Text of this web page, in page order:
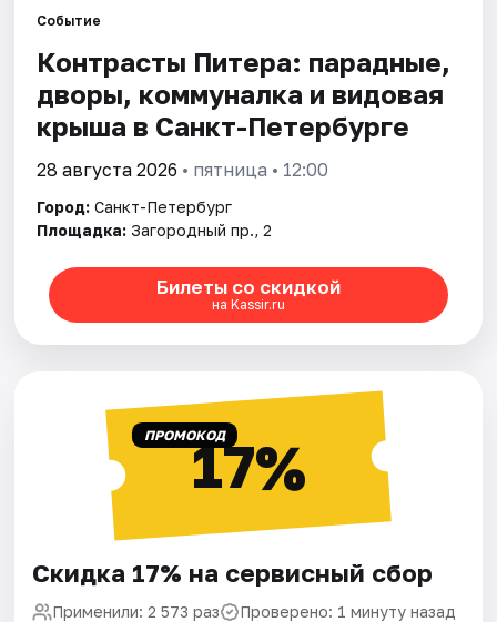
Города
Площадки
Артисты
Рейтинги
Событие
Контрасты Питера: парадные,
дворы, коммуналка и видовая
крыша в Санкт-Петербурге
28 августа 2026 • пятница • 12:00
Город: Санкт-Петербург
Площадка: Загородный пр., 2
Билеты со скидкой
на Kassir.ru
ПРОМОКОД17%
Скидка 17% на сервисный сбор
Применили: 2 573 раз Проверено: 1 минуту назад